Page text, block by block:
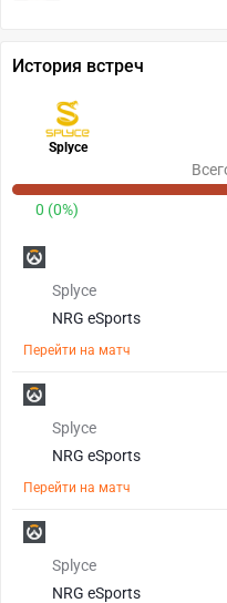
История встреч
Splyce
0 (0%)
Splyce
NRG eSports
Перейти на матч
Splyce
NRG eSports
Перейти на матч
Splyce
NRG eSports